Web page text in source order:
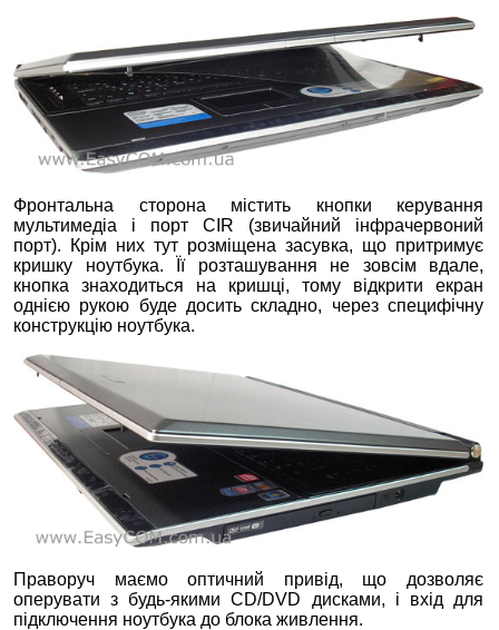
Фронтальна сторона містить кнопки керування
мультимедіа і порт CIR (звичайний інфрачервоний
порт). Крім них тут розміщена засувка, що притримує
кришку ноутбука. Її розташування не зовсім вдале,
кнопка знаходиться на кришці, тому відкрити екран
однією рукою буде досить складно, через специфічну
конструкцію ноутбука.
Праворуч маємо оптичний привід, що дозволяє
оперувати з будь-якими CD/DVD дисками, і вхід для
підключення ноутбука до блока живлення.